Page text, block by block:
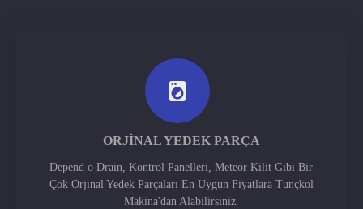
ORJINAL YEDEK PARÇA
Depend o Drain, Kontrol Panelleri, Meteor Kilit Gibi Bir
Çok Orjinal Yedek Parçaları En Uygun Fiyatlara Tunçkol
Makina'dan Alabilirsiniz.